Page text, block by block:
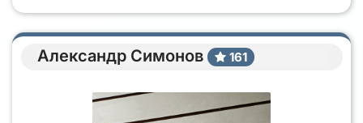
Александр Симонов 161